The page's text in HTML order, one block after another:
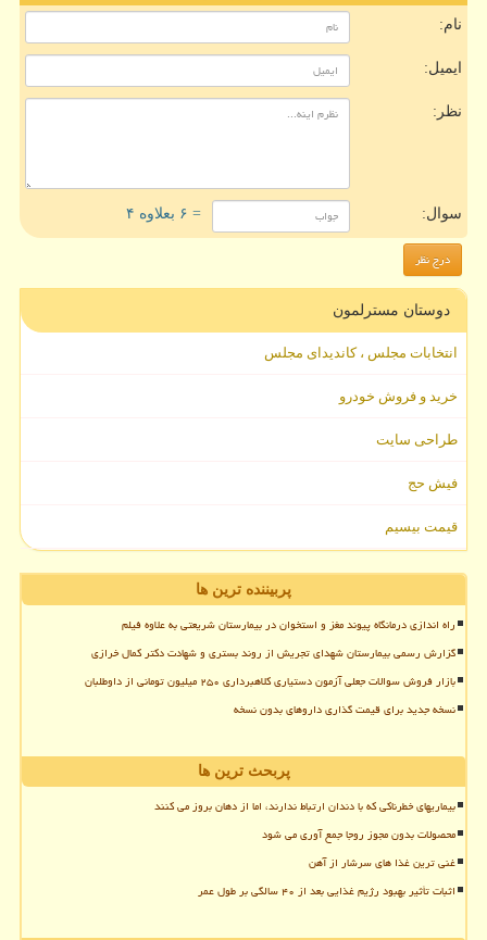
نام:
ایمیل:
نظر:
سوال: = ۶ بعلاوه ۴
دوستان مسترلمون
انتخابات مجلس ، کاندیدای مجلس
خرید و فروش خودرو
طراحی سایت
فیش حج
قیمت بیسیم
پربیننده ترین ها
راه اندازی درمانگاه پیوند مغز و استخوان در بیمارستان شریعتی به علاوه فیلم
گزارش رسمی بیمارستان شهدای تجریش از روند بستری و شهادت دکتر کمال خرازی
بازار فروش سوالات جعلی آزمون دستیاری کلاهبرداری ۲۵۰ میلیون تومانی از داوطلبان
نسخه جدید برای قیمت گذاری داروهای بدون نسخه
پربحث ترین ها
بیماریهای خطرناکی که با دندان ارتباط ندارند، اما از دهان بروز می کنند
محصولات بدون مجوز روجا جمع آوری می شود
غنی ترین غذا های سرشار از آهن
اثبات تأثیر بهبود رژیم غذایی بعد از ۴۰ سالگی بر طول عمر